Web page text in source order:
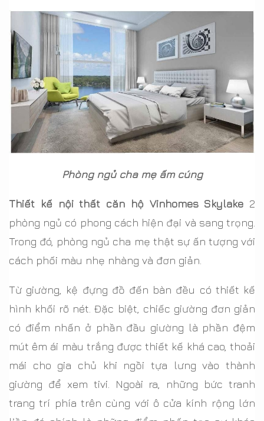
Phòng ngủ cha mẹ ấm cúng
Thiết kế nội thất căn hộ Vinhomes Skylake 2
phòng ngủ có phong cách hiện đại và sang trọng.
Trong đó, phòng ngủ cha mẹ thật sự ấn tượng với
cách phối màu nhẹ nhàng và đơn giản.
Từ giường, kệ đựng đồ đến bàn đều có thiết kế
hình khối rõ nét. Đặc biệt, chiếc giường đơn giản
có điểm nhấn ở phần đầu giường là phần đệm
mút êm ái màu trắng được thiết kế khá cao, thoải
mái cho gia chủ khi ngồi tựa lưng vào thành
giường để xem tivi. Ngoài ra, những bức tranh
trang trí phía trên cùng với ô cửa kính rộng lớn